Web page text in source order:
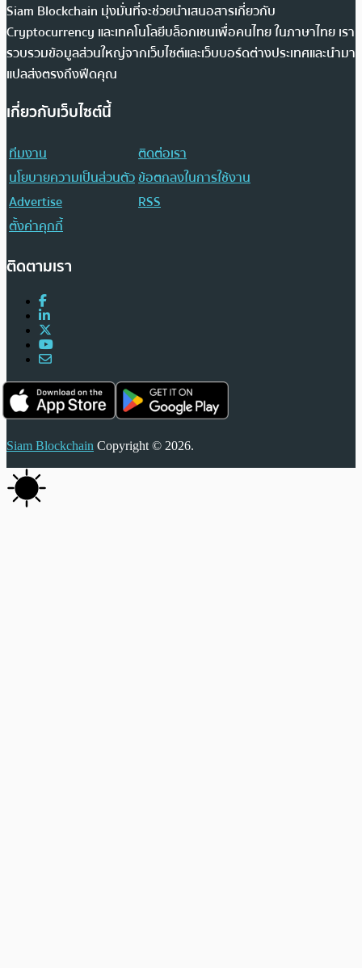
Siam Blockchain มุ่งมั่นที่จะช่วยนำเสนอสารเกี่ยวกับ
Cryptocurrency และเทคโนโลยีบล็อกเชนเพื่อคนไทย ในภาษาไทย เรา
รวบรวมข้อมูลส่วนใหญ่จากเว็บไซต์และเว็บบอร์ดต่างประเทศและนำมา
แปลส่งตรงถึงฟีดคุณ
เกี่ยวกับเว็บไซต์นี้
ทีมงาน
ติดต่อเรา
นโยบายความเป็นส่วนตัวข้อตกลงในการใช้งาน
Advertise
RSS
ตั้งค่าคุกกี้
ติดตามเรา
Siam Blockchain Copyright © 2026.